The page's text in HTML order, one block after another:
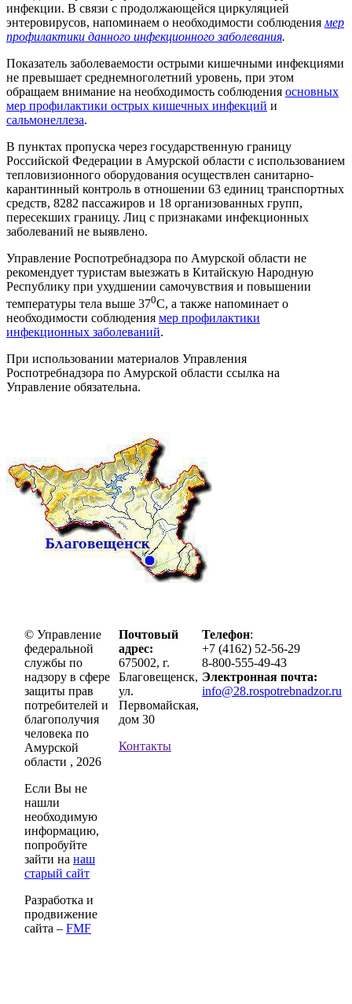
инфекции. В связи с продолжающейся циркуляцией
энтеровирусов, напоминаем о необходимости соблюдения мер
профилактики данного инфекционного заболевания.
Показатель заболеваемости острыми кишечными инфекциями
не превышает среднемноголетний уровень, при этом
обращаем внимание на необходимость соблюдения основных
мер профилактики острых кишечных инфекций и
сальмонеллеза.
В пунктах пропуска через государственную границу
Российской Федерации в Амурской области с использованием
тепловизионного оборудования осуществлен санитарно-
карантинный контроль в отношении 63 единиц транспортных
средств, 8282 пассажиров и 18 организованных групп,
пересекших границу. Лиц с признаками инфекционных
заболеваний не выявлено.
Управление Роспотребнадзора по Амурской области не
рекомендует туристам выезжать в Китайскую Народную
Республику при ухудшении самочувствия и повышении
температуры тела выше 370С, а также напоминает о
необходимости соблюдения мер профилактики
инфекционных заболеваний.
При использовании материалов Управления
Роспотребнадзора по Амурской области ссылка на
Управление обязательна.
© Управление
федеральной
службы по
надзору в сфере
защиты прав
потребителей и
благополучия
человека по
Амурской
области , 2026
Если Вы не
нашли
необходимую
информацию,
попробуйте
зайти на наш
старый сайт
Разработка и
продвижение
сайта – FMF
Почтовый
адрес:
675002, г.
Благовещенск,
ул.
Первомайская,
дом 30
Контакты
Телефон:
+7 (4162) 52-56-29
8-800-555-49-43
Электронная почта:
info@28.rospotrebnadzor.ru